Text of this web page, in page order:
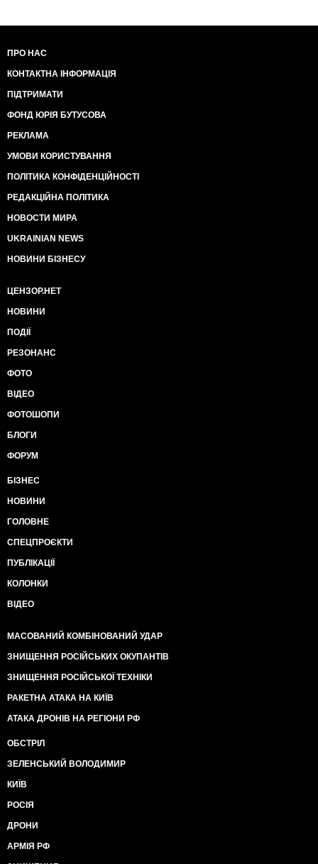
ПРО НАС
КОНТАКТНА ІНФОРМАЦІЯ
ПІДТРИМАТИ
ФОНД ЮРІЯ БУТУСОВА
РЕКЛАМА
УМОВИ КОРИСТУВАННЯ
ПОЛІТИКА КОНФІДЕНЦІЙНОСТІ
РЕДАКЦІЙНА ПОЛІТИКА
НОВОСТИ МИРА
UKRAINIAN NEWS
НОВИНИ БІЗНЕСУ
ЦЕНЗОР.НЕТ
НОВИНИ
ПОДІЇ
РЕЗОНАНС
ФОТО
ВІДЕО
ФОТОШОПИ
БЛОГИ
ФОРУМ
БІЗНЕС
НОВИНИ
ГОЛОВНЕ
СПЕЦПРОЄКТИ
ПУБЛІКАЦІЇ
КОЛОНКИ
ВІДЕО
МАСОВАНИЙ КОМБІНОВАНИЙ УДАР
ЗНИЩЕННЯ РОСІЙСЬКИХ ОКУПАНТІВ
ЗНИЩЕННЯ РОСІЙСЬКОЇ ТЕХНІКИ
РАКЕТНА АТАКА НА КИЇВ
АТАКА ДРОНІВ НА РЕГІОНИ РФ
ОБСТРІЛ
ЗЕЛЕНСЬКИЙ ВОЛОДИМИР
КИЇВ
РОСІЯ
ДРОНИ
АРМІЯ РФ